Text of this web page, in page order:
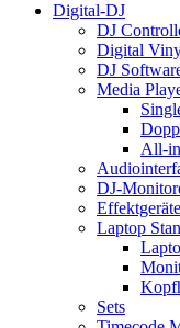
Digital-DJ
DJ
Digital
DJ
Media
All-
DJ-
Effektgeräte
Laptop
Sets